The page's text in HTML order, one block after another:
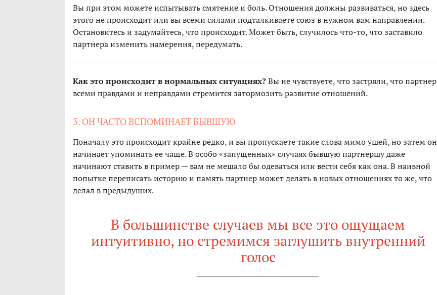
Вы при этом можете испытывать смятение и боль. Отношения должны развиваться, но здесь
этого не происходит или вы всеми силами подталкиваете союз в нужном вам направлении.
Остановитесь и задумайтесь, что происходит. Может быть, случилось что-то, что заставило
партнера изменить намерения, передумать.
Как это происходит в нормальных ситуациях?Вы не чувствуете, что застряли, что партнер
всеми правдами и неправдами стремится затормозить развитие отношений.
3. ОН ЧАСТО ВСПОМИНАЕТ БЫВШУЮ
Поначалу это происходит крайне редко, и вы пропускаете такие слова мимо ушей, но затем он
начинает упоминать ее чаще. В особо «запущенных» случаях бывшую партнершу даже
начинают ставить в пример — вам не мешало бы одеваться или вести себя как она. В наивной
попытке переписать историю и память партнер может делать в новых отношениях то же, что
делал в предыдущих.
В большинстве случаев мы все это ощущаем
интуитивно, но стремимся заглушить внутренний
голос